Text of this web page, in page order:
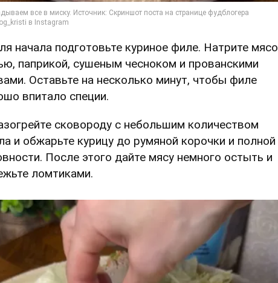
начала подготовьте куриное филе. Натрите мясо
паприкой, сушеным чесноком и прованскими
Оставьте на несколько минут, чтобы филе
впитало специи.
сковороду с небольшим количеством
и обжарьте курицу до румяной корочки и полной
После этого дайте мясу немного остыть и
ломтиками.